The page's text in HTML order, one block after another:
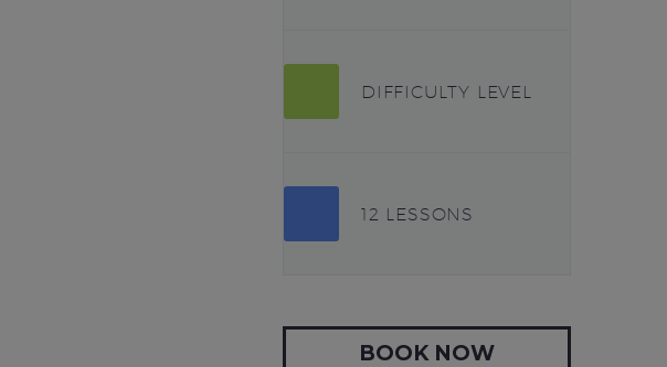
DIFFICULTY LEVEL
12 LESSONS
BOOK NOW